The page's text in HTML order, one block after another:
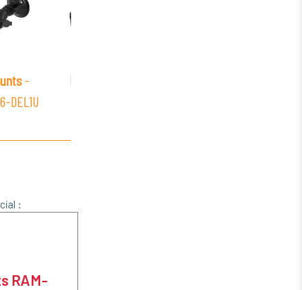
-
DEL1U
RAM Mounts
:
RAM-